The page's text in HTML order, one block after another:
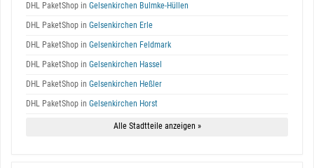
DHL PaketShop in Gelsenkirchen Bulmke-Hüllen
DHL PaketShop in Gelsenkirchen Erle
DHL PaketShop in Gelsenkirchen Feldmark
DHL PaketShop in Gelsenkirchen Hassel
DHL PaketShop in Gelsenkirchen Heßler
DHL PaketShop in Gelsenkirchen Horst
Alle Stadtteile anzeigen »